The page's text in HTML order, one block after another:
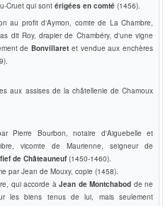
Cruet qui sont érigées en comté (1456).
au profit d'Aymon, comte de La Chambre,
dit Roy, drapier de Chambéry, d'une vigne
de Bonvillaret et vendue aux enchères
aux assises de la châtellenie de Chamoux
Pierre Bourbon, notaire d'Aiguebelle et
vicomte de Maurienne, seigneur de
fief de Châteauneuf (1450-1460).
par Jean de Mouxy, copie (1458).
qui accorde àJean de Montchabod de ne
les biens tenus de lui, mais seulement